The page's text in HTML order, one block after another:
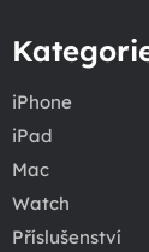
iPhone
iPad
Mac
Watch
Příslušenství